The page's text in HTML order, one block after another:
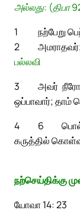
அல்லது: (திபா
1
நற்பேறு
2
பல்லவி
3
அவர்
ஒப்பாவார்; தாம்
4
6
கருத்தில்
நற்செய்திக்கு
யோவா 14: 23